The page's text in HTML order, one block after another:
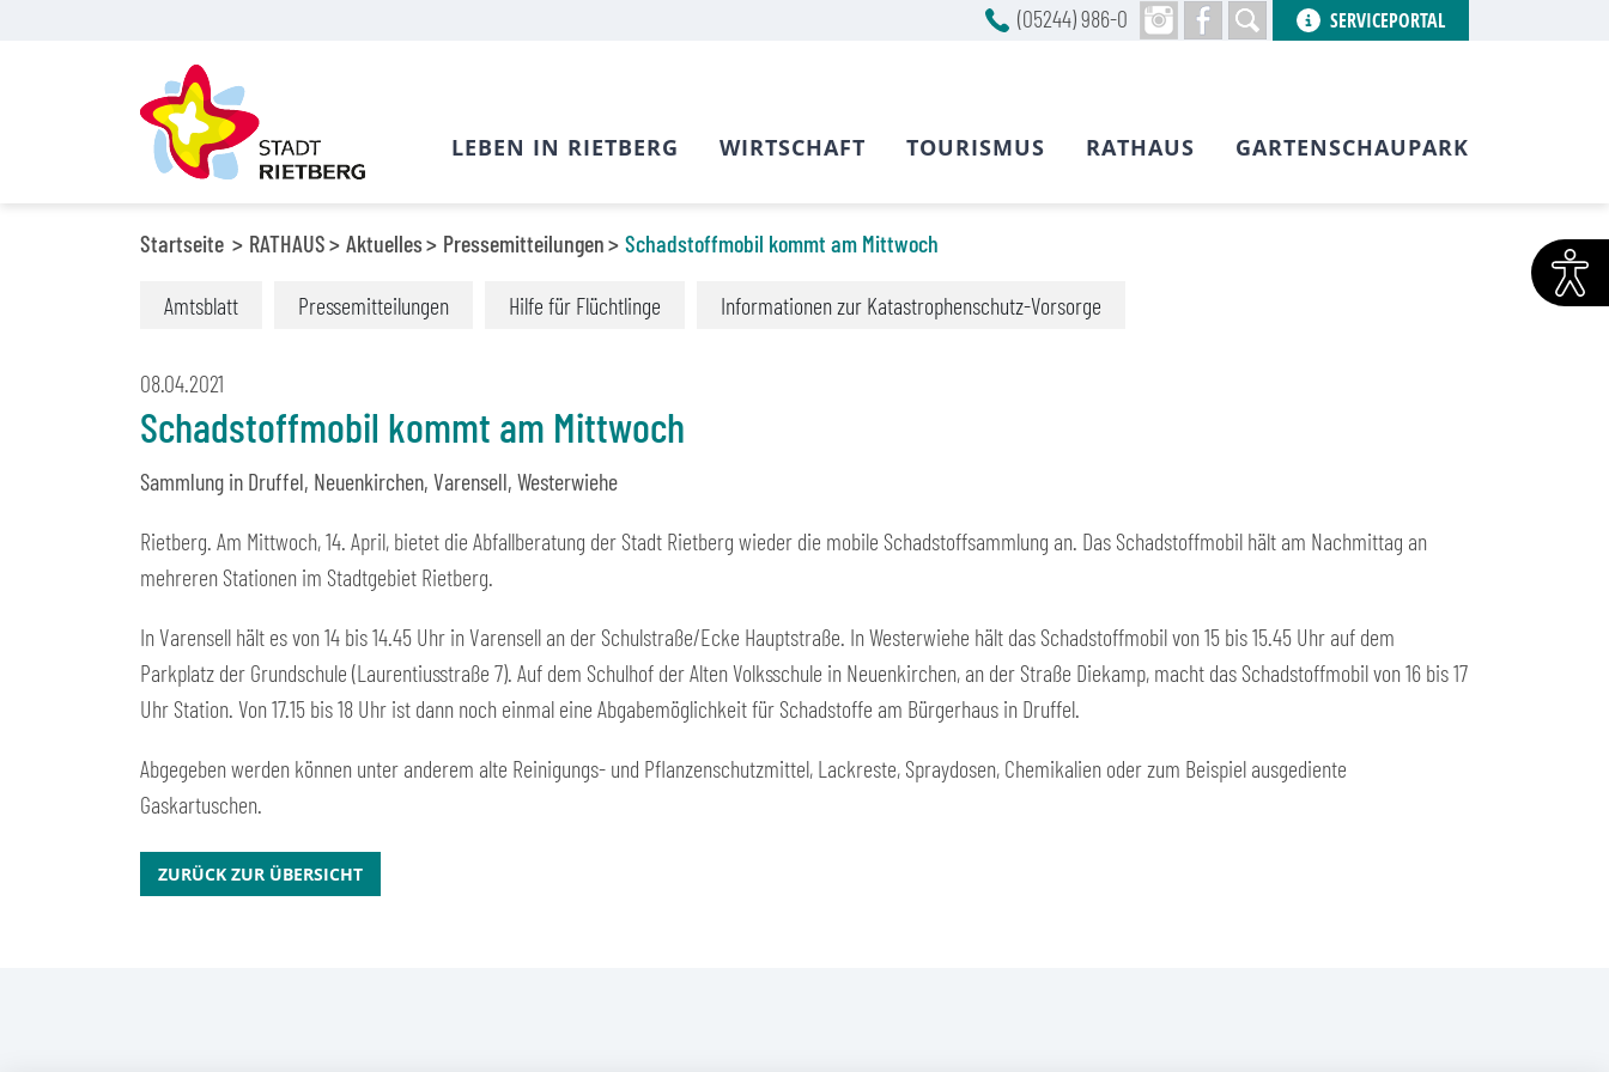
Startseite RATHAUS Aktuelles Pressemitteilungen Schadstoffmobil kommt am Mittwoch
Amtsblatt Pressemitteilungen Hilfe für Flüchtlinge Informationen zur Katastrophenschutz-Vorsorge
08.04.2021
Schadstoffmobil kommt am Mittwoch
Sammlung in Druffel, Neuenkirchen, Varensell, Westerwiehe
Rietberg. Am Mittwoch, 14. April, bietet die Abfallberatung der Stadt Rietberg wieder die mobile Schadstoffsammlung an. Das Schadstoffmobil hält am Nachmittag an
mehreren Stationen im Stadtgebiet Rietberg.
In Varensell hält es von 14 bis 14.45 Uhr in Varensell an der Schulstraße/Ecke Hauptstraße. In Westerwiehe hält das Schadstoffmobil von 15 bis 15.45 Uhr auf dem
Parkplatz der Grundschule (Laurentiusstraße 7). Auf dem Schulhof der Alten Volksschule in Neuenkirchen, an der Straße Diekamp, macht das Schadstoffmobil von 16 bis 17
Uhr Station. Von 17.15 bis 18 Uhr ist dann noch einmal eine Abgabemöglichkeit für Schadstoffe am Bürgerhaus in Druffel.
Abgegeben werden können unter anderem alte Reinigungs- und Pflanzenschutzmittel, Lackreste, Spraydosen, Chemikalien oder zum Beispiel ausgediente
Gaskartuschen.
ZURÜCK ZUR ÜBERSICHT
(05244) 986-0 SERVICEPORTAL
LEBEN IN RIETBERG WIRTSCHAFT TOURISMUS RATHAUS GARTENSCHAUPARK